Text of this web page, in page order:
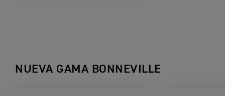
NUEVA GAMA BONNEVILLE